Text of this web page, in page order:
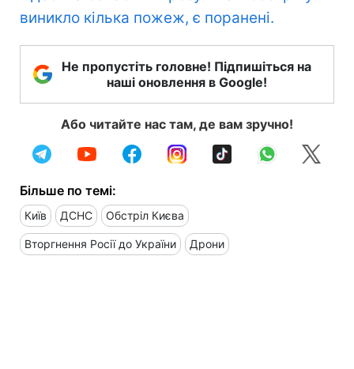
виникло кілька пожеж, є поранені.
Не пропустіть головне! Підпишіться на
наші оновлення в Google!
Або читайте нас там, де вам зручно!
Більше по темі:
Київ ДСНС Обстріл Києва
Вторгнення Росії до України Дрони